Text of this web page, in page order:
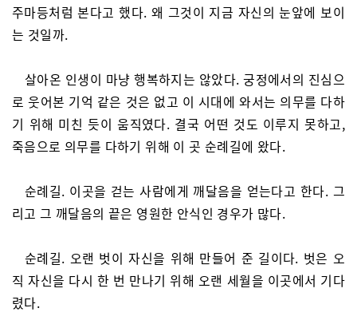
주마등처럼 본다고 했다. 왜 그것이 지금 자신의 눈앞에 보이
는 것일까.
살아온 인생이 마냥 행복하지는 않았다. 궁정에서의 진심으
로 웃어본 기억 같은 것은 없고 이 시대에 와서는 의무를 다하
기 위해 미친 듯이 움직였다. 결국 어떤 것도 이루지 못하고,
죽음으로 의무를 다하기 위해 이 곳 순례길에 왔다.
순례길. 이곳을 걷는 사람에게 깨달음을 얻는다고 한다. 그
리고 그 깨달음의 끝은 영원한 안식인 경우가 많다.
순례길. 오랜 벗이 자신을 위해 만들어 준 길이다. 벗은 오
직 자신을 다시 한 번 만나기 위해 오랜 세월을 이곳에서 기다
렸다.